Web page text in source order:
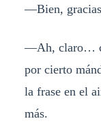
—Bien,
—Ah, claro…
por cierto
la frase en el
más.